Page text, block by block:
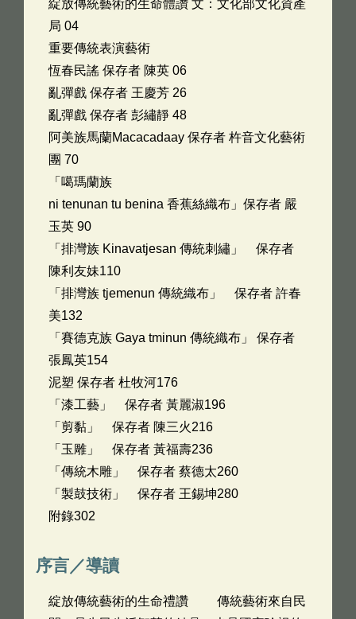
綻放傳統藝術的生命體讚 文：文化部文化資產
局 04
重要傳統表演藝術
恆春民謠 保存者 陳英 06
亂彈戲 保存者 王慶芳 26
亂彈戲 保存者 彭繡靜 48
阿美族馬蘭Macacadaay 保存者 杵音文化藝術
團 70
「噶瑪蘭族
ni tenunan tu benina 香蕉絲織布」保存者 嚴
玉英 90
「排灣族 Kinavatjesan 傳統刺繡」 保存者
陳利友妹110
「排灣族 tjemenun 傳統織布」 保存者 許春
美132
「賽德克族 Gaya tminun 傳統織布」 保存者
張鳳英154
泥塑 保存者 杜牧河176
「漆工藝」 保存者 黃麗淑196
「剪黏」 保存者 陳三火216
「玉雕」 保存者 黃福壽236
「傳統木雕」 保存者 蔡德太260
「製鼓技術」 保存者 王錫坤280
附錄302
序言／導讀
綻放傳統藝術的生命禮讚 傳統藝術來自民